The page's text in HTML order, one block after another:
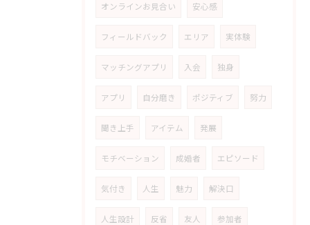
オンラインお見合い 安心感
フィールドバック エリア 実体験
マッチングアプリ 入会 独身
アプリ 自分磨き ポジティブ 努力
聞き上手 アイテム 発展
モチベーション 成婚者 エピソード
気付き 人生 魅力 解決口
人生設計 反省 友人 参加者